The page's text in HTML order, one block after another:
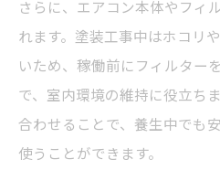
さらに、エアコン本体やフィ
れます。塗装工事中はホコリ
いため、稼働前にフィルター
で、室内環境の維持に役立ち
合わせることで、養生中でも
使うことができます。